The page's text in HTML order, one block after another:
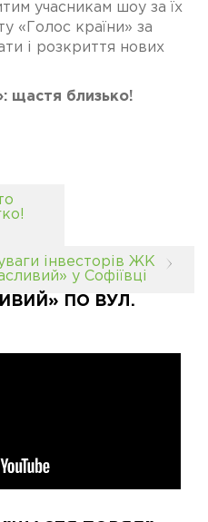
учасникам шоу за їх
«Голос країни» за
і розкриття нових
щастя близько!
інвесторів ЖК
у Софіївці
ПО ВУЛ.